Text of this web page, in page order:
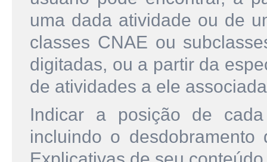
uma dada atividade ou de
classes CNAE ou
digitadas, ou a partir da
de atividades a ele
Indicar a posição de
incluindo o